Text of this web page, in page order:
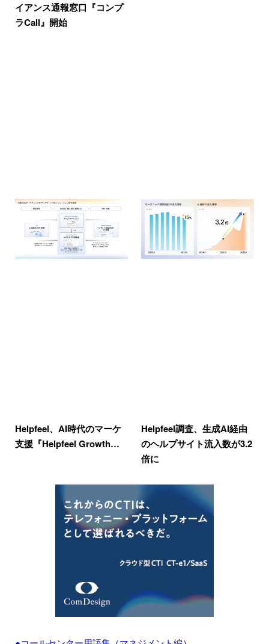
イアンス通報窓口『コンプ
ラCall』開始
Helpfeel、AI時代のマーケ
支援『Helpfeel Growth…
Helpfeel調査、生成AI経由
のヘルプサイト流入数が3.2
倍に